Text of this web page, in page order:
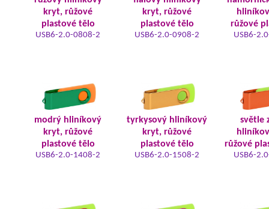
kryt, růžové
plastové tělo
USB6-2.0-0808-2
kryt, růžové
plastové tělo
USB6-2.0-0908-2
růžové
USB6-
modrý hliníkový
kryt, růžové
plastové tělo
USB6-2.0-1408-2
tyrkysový hliníkový
kryt, růžové
plastové tělo
USB6-2.0-1508-2
světle
růžové
USB6-